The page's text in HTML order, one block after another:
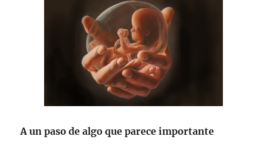
A un paso de algo que parece importante